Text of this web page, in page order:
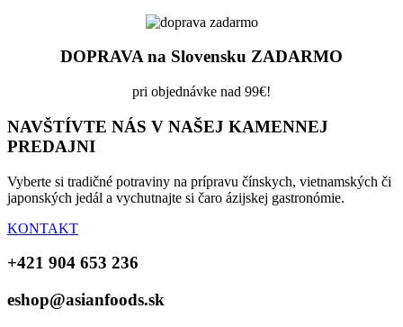
DOPRAVA na Slovensku ZADARMO
pri objednávke nad 99€!
NAVŠTÍVTE NÁS V NAŠEJ KAMENNEJ
PREDAJNI
Vyberte si tradičné potraviny na prípravu čínskych, vietnamských či
japonských jedál a vychutnajte si čaro ázijskej gastronómie.
KONTAKT
+421 904 653 236
eshop@asianfoods.sk